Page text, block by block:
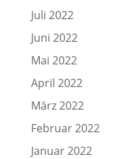
Juli 2022
Juni 2022
Mai 2022
April 2022
März 2022
Februar 2022
Januar 2022